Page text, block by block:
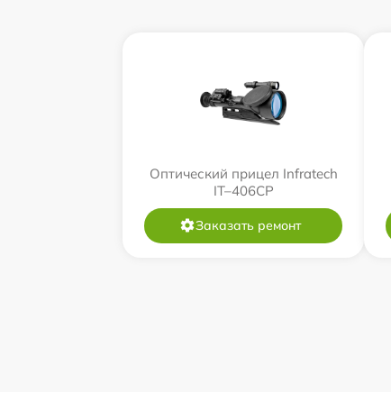
Оптический прицел Infratech
IT–406СP
Заказать ремонт